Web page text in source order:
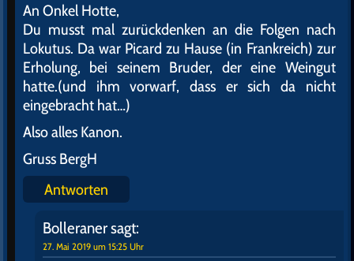
An Onkel Hotte,
Du musst mal zurückdenken an die Folgen nach
Lokutus. Da war Picard zu Hause (in Frankreich) zur
Erholung, bei seinem Bruder, der eine Weingut
hatte.(und ihm vorwarf, dass er sich da nicht
eingebracht hat…)
Also alles Kanon.
Gruss BergH
Antworten
Bolleranersagt:
27. Mai 2019 um 15:25 Uhr